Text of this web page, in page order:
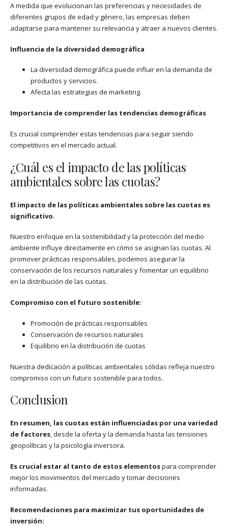
A medida que evolucionan las preferencias y necesidades de
diferentes grupos de edad y género, las empresas deben
adaptarse para mantener su relevancia y atraer a nuevos clientes.
Influencia de la diversidad demográfica
La diversidad demográfica puede influir en la demanda de
productos y servicios.
Afecta las estrategias de marketing.
Importancia de comprender las tendencias demográficas
Es crucial comprender estas tendencias para seguir siendo
competitivos en el mercado actual.
¿Cuál es el impacto de las políticas
ambientales sobre las cuotas?
El impacto de las políticas ambientales sobre las cuotas es
significativo.
Nuestro enfoque en la sostenibilidad y la protección del medio
ambiente influye directamente en cómo se asignan las cuotas. Al
promover prácticas responsables, podemos asegurar la
conservación de los recursos naturales y fomentar un equilibrio
en la distribución de las cuotas.
Compromiso con el futuro sostenible:
Promoción de prácticas responsables
Conservación de recursos naturales
Equilibrio en la distribución de cuotas
Nuestra dedicación a políticas ambientales sólidas refleja nuestro
compromiso con un futuro sostenible para todos.
Conclusion
En resumen, las cuotas están influenciadas por una variedad
de factores, desde la oferta y la demanda hasta las tensiones
geopolíticas y la psicología inversora.
Es crucial estar al tanto de estos elementospara comprender
mejor los movimientos del mercado y tomar decisiones
informadas.
Recomendaciones para maximizar tus oportunidades de
inversión: